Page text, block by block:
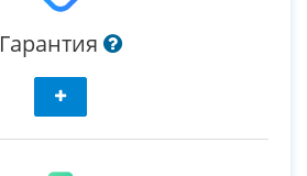
Гарантия